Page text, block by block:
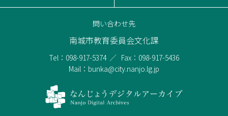
問い合わせ先
南城市教育委員会文化課
Tel：098-917-5374
Fax：098-917-5436
Mail：bunka@city.nanjo.lg.jp